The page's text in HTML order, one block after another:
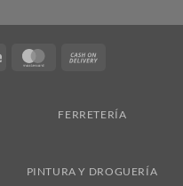
Stripe MasterCard
FERRETERÍA
PINTURA Y DROGUERÍA